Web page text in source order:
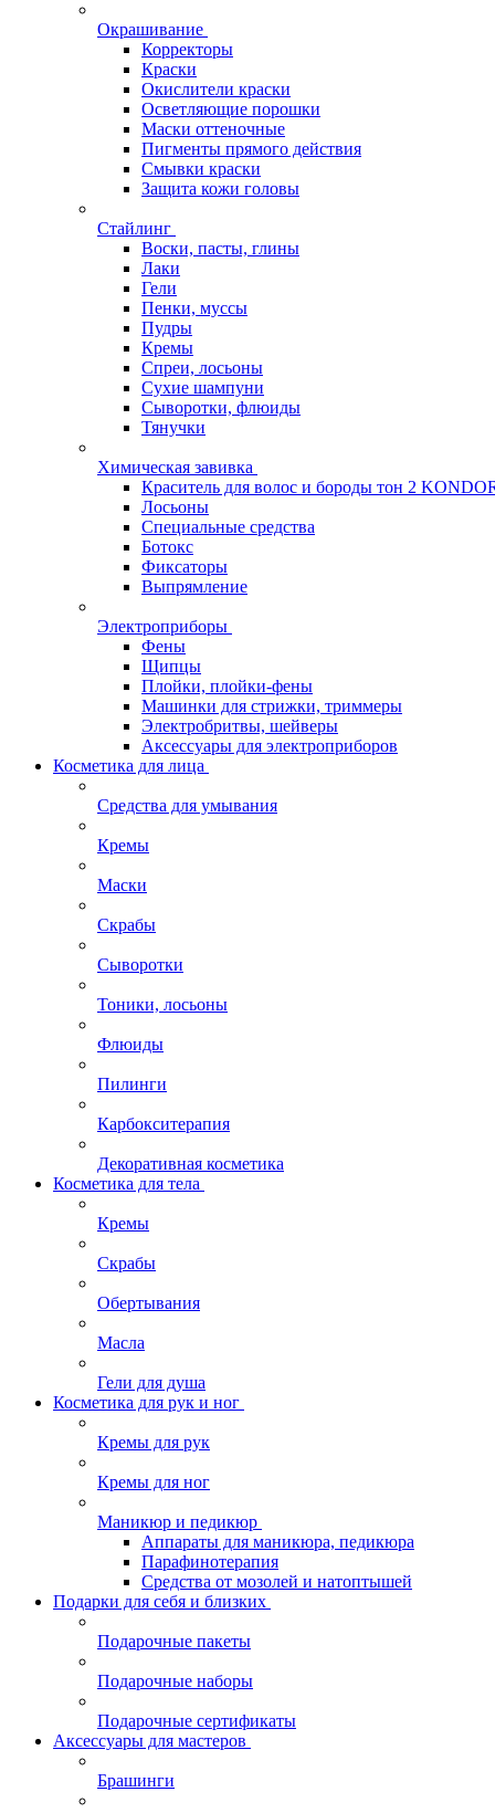
Окрашивание
Корректоры
Краски
Окислители краски
Осветляющие порошки
Маски оттеночные
Пигменты прямого действия
Смывки краски
Защита кожи головы
Стайлинг
Воски, пасты, глины
Лаки
Гели
Пенки, муссы
Пудры
Кремы
Спреи, лосьоны
Сухие шампуни
Сыворотки, флюиды
Тянучки
Химическая завивка
Краситель для волос и бороды тон 2
Лосьоны
Специальные средства
Ботокс
Фиксаторы
Выпрямление
Электроприборы
Фены
Щипцы
Плойки, плойки-фены
Машинки для стрижки, триммеры
Электробритвы, шейверы
Аксессуары для электроприборов
Косметика для лица
Средства для умывания
Кремы
Маски
Скрабы
Сыворотки
Тоники, лосьоны
Флюиды
Пилинги
Карбокситерапия
Декоративная косметика
Косметика для тела
Кремы
Скрабы
Обертывания
Масла
Гели для душа
Косметика для рук и ног
Кремы для рук
Кремы для ног
Маникюр и педикюр
Аппараты для маникюра, педикюра
Парафинотерапия
Средства от мозолей и натоптышей
Подарки для себя и близких
Подарочные пакеты
Подарочные наборы
Подарочные сертификаты
Аксессуары для мастеров
Брашинги